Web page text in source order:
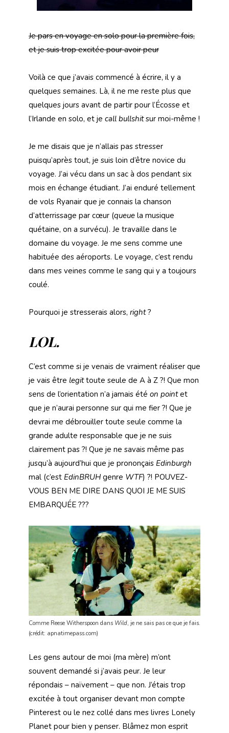
Je pars en voyage en solo pour la première fois,
et je suis trop excitée pour avoir peur
Voilà ce que j’avais commencé à écrire, il y a
quelques semaines. Là, il ne me reste plus que
quelques jours avant de partir pour l’Écosse et
l’Irlande en solo, et je call bullshitsur moi-même !
Je me disais que je n’allais pas stresser
puisqu’après tout, je suis loin d’être novice du
voyage. J’ai vécu dans un sac à dos pendant six
mois en échange étudiant. J’ai enduré tellement
de vols Ryanair que je connais la chanson
d’atterrissage par cœur (queue la musique
quétaine, on a survécu). Je travaille dans le
domaine du voyage. Je me sens comme une
habituée des aéroports. Le voyage, c’est rendu
dans mes veines comme le sang qui y a toujours
coulé.
Pourquoi je stresserais alors, right?
LOL.
C’est comme si je venais de vraiment réaliser que
je vais être legittoute seule de A à Z ?! Que mon
sens de l’orientation n’a jamais été on pointet
que je n’aurai personne sur qui me fier ?! Que je
devrai me débrouiller toute seule comme la
grande adulte responsable que je ne suis
clairement pas ?! Que je ne savais même pas
jusqu’à aujourd’hui que je prononçais Edinburgh
mal (c’est EdinBRUH genre WTF) ?! POUVEZ-
VOUS BEN ME DIRE DANS QUOI JE ME SUIS
EMBARQUÉE ???
Comme Reese Witherspoon dans Wild, je ne sais pas ce que je fais.
(crédit: apnatimepass.com)
Les gens autour de moi (ma mère) m’ont
souvent demandé si j’avais peur. Je leur
répondais – naïvement – que non. J’étais trop
excitée à tout organiser devant mon compte
Pinterest ou le nez collé dans mes livres Lonely
Planet pour bien y penser. Blâmez mon esprit